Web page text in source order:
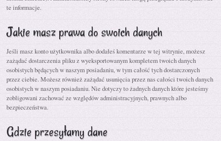
te informacje.
Jakie masz prawa do swoich danych
Jeśli masz konto użytkownika albo dodałeś komentarze w tej witrynie, możesz
zażądać dostarczenia pliku z wyeksportowanym kompletem twoich danych
osobistych będących w naszym posiadaniu, w tym całość tych dostarczonych
przez ciebie. Możesz również zażądać usunięcia przez nas całości twoich danych
osobistych w naszym posiadaniu. Nie dotyczy to żadnych danych które jesteśmy
zobligowani zachować ze względów administracyjnych, prawnych albo
bezpieczeństwa.
Gdzie przesyłamy dane